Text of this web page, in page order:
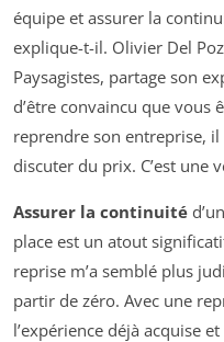
équipe et assurer la
explique-t-il. Olivier Del
Paysagistes, partage son
d’être convaincu que vous
reprendre son entreprise, il
discuter du prix. C’est une
Assurer la continuité
place est un atout
reprise m’a semblé plus
partir de zéro. Avec une
l’expérience déjà acquise